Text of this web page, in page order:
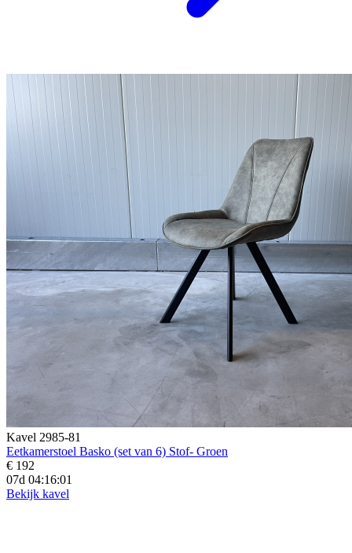
Kavel 2985-81
Eetkamerstoel Basko (set van 6) Stof- Groen
€ 192
07d 04:15:59
Bekijk kavel